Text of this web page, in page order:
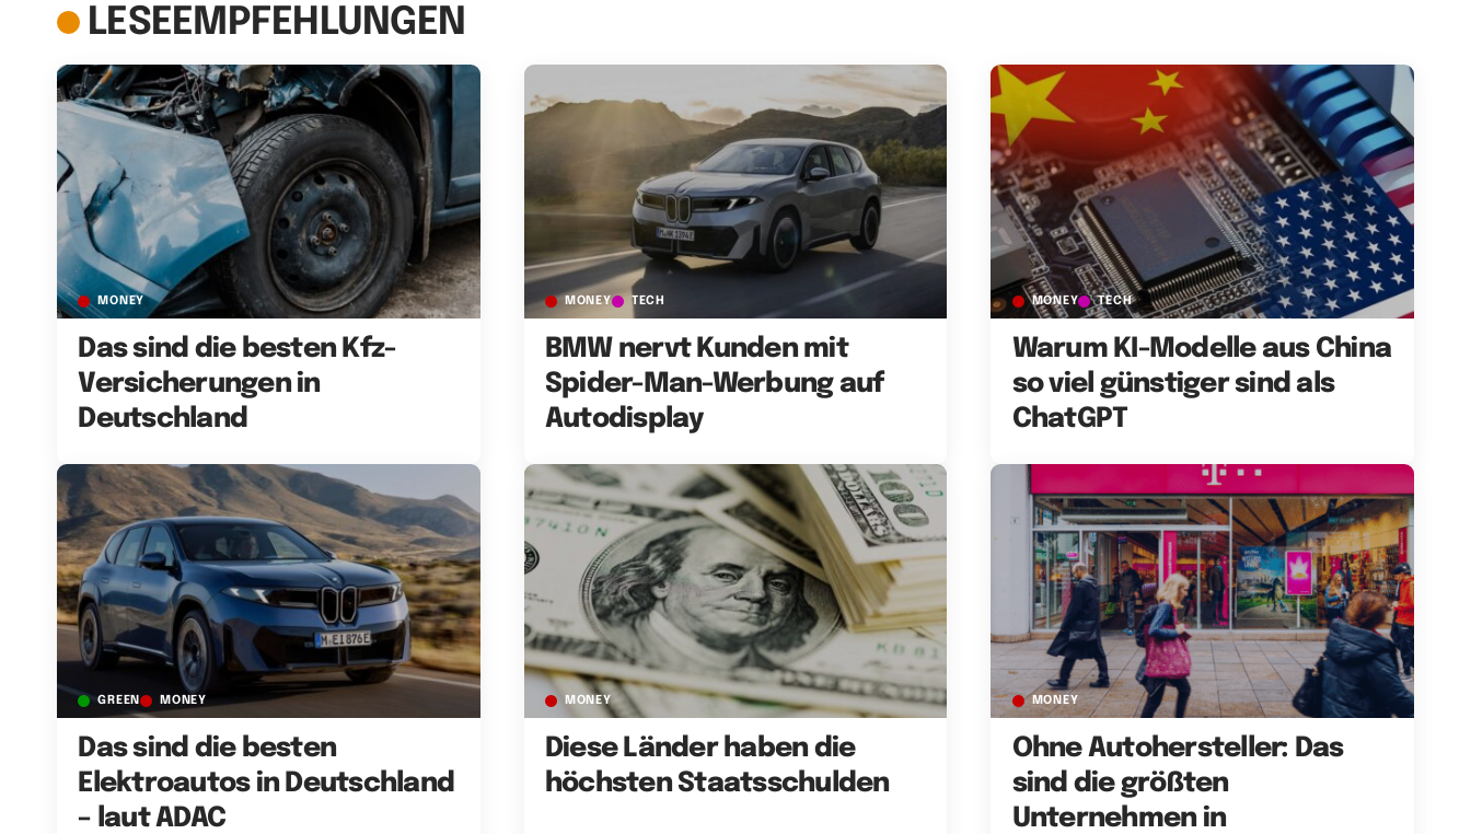
LESEEMPFEHLUNGEN
MONEY
Das sind die besten Kfz-
Versicherungen in
Deutschland
MONEY TECH
BMW nervt Kunden mit
Spider-Man-Werbung auf
Autodisplay
MONEY TECH
Warum KI-Modelle aus China
so viel günstiger sind als
ChatGPT
GREEN MONEY
Das sind die besten
Elektroautos in Deutschland
– laut ADAC
MONEY
Diese Länder haben die
höchsten Staatsschulden
MONEY
Ohne Autohersteller: Das
sind die größten
Unternehmen in